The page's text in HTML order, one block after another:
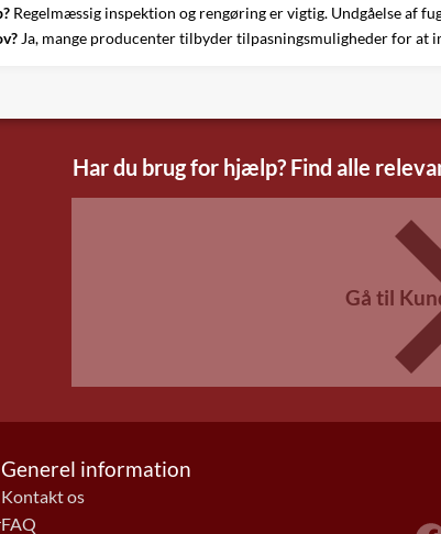
Regelmæssig inspektion og rengøring er vigtig. Undgåelse af
Ja, mange producenter tilbyder tilpasningsmuligheder for
Har du brug for hjælp? Find alle
Gå til
Generel information
Kontakt os
FAQ